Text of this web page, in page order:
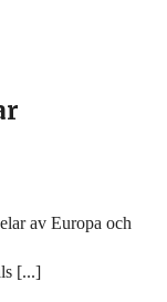
av Europa och
[...]